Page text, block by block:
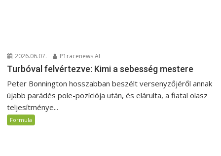
2026.06.07. P1racenews AI
Turbóval felvértezve: Kimi a sebesség mestere
Peter Bonnington hosszabban beszélt versenyzőjéről annak
újabb parádés pole-pozíciója után, és elárulta, a fiatal olasz
teljesítménye...
Formula